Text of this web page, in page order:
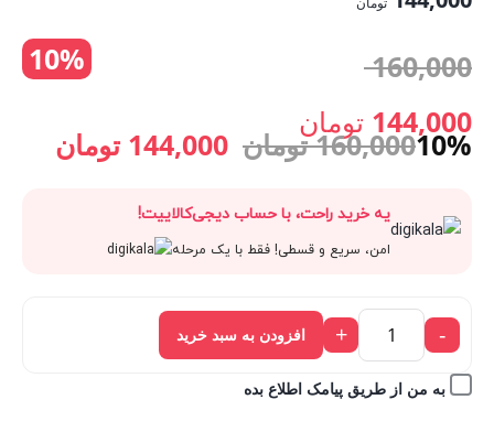
بود.
فعلی:
10% 160,000
اصلی:
بود.
144,000 تومان
فعلی:
10%
160,000 تومان قیمت
اصلی:
160,000 تومان
بود.
144,000 تومان
یه خرید راحت، با حساب دیجی‌کالاییت!
امن، سریع و قسطی! فقط با یک مرحله
-
+ افزودن به سبد خرید
به من از طریق پیامک اطلاع بده